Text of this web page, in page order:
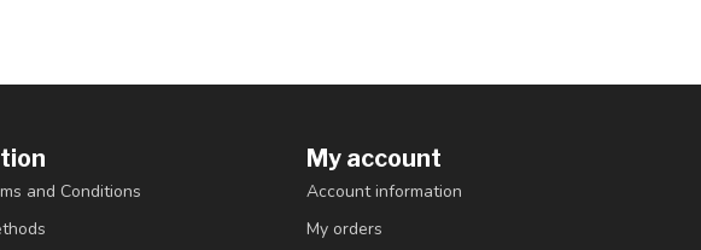
and Conditions
My account
Account information
My orders